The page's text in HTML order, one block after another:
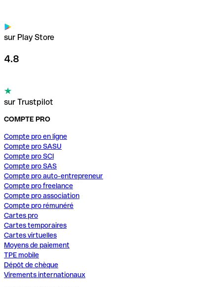
sur Play Store
4.8
sur Trustpilot
COMPTE PRO
Compte pro en ligne
Compte pro SASU
Compte pro SCI
Compte pro SAS
Compte pro auto-entrepreneur
Compte pro freelance
Compte pro association
Compte pro rémunéré
Cartes pro
Cartes temporaires
Cartes virtuelles
Moyens de paiement
TPE mobile
Dépôt de chèque
Virements internationaux